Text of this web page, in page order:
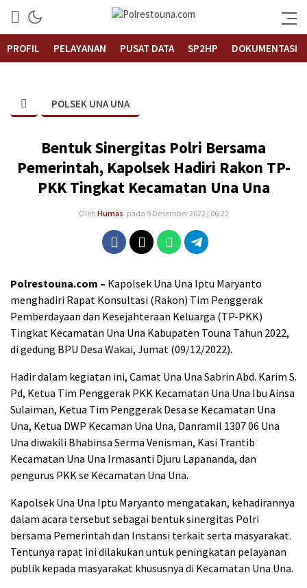
PROFIL
PELAYANAN PUSAT DATA SP2HP DOKUMENTASI
POLSEK UNA UNA
Bentuk Sinergitas Polri Bersama
Pemerintah, Kapolsek Hadiri Rakon TP-
PKK Tingkat Kecamatan Una Una
Oleh Humas pada 9 Desember 2022 | 06:22
Polrestouna.com – Kapolsek Una Una Iptu Maryanto
menghadiri Rapat Konsultasi (Rakon) Tim Penggerak
Pemberdayaan dan Kesejahteraan Keluarga (TP-PKK)
Tingkat Kecamatan Una Una Kabupaten Touna Tahun 2022,
di gedung BPU Desa Wakai, Jumat (09/12/2022).
Hadir dalam kegiatan ini, Camat Una Una Sabrin Abd. Karim S.
Pd, Ketua Tim Penggerak PKK Kecamatan Una Una Ibu Ainsa
Sulaiman, Ketua Tim Penggerak Desa se Kecamatan Una
Una, Ketua DWP Kecaman Una Una, Danramil 1307 06 Una
Una diwakili Bhabinsa Serma Venisman, Kasi Trantib
Kecamatan Una Una Irmasanti Djuru Lapananda, dan
pengurus PKK se Kecamatan Una Una.
Kapolsek Una Una Iptu Maryanto mengatakan, kehadirannya
dalam acara tersebut sebagai bentuk sinergitas Polri
bersama Pemerintah dan Instansi terkait serta masyarakat.
Tentunya rapat ini dilakukan untuk peningkatan pelayanan
publik kepada masyarakat khususnya di Kecamatan Una Una.